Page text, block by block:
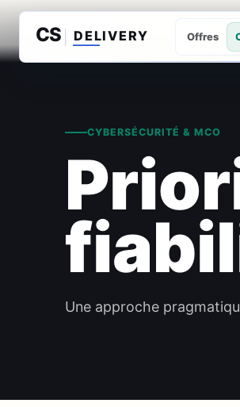
Offres
CYBERSÉCURITÉ & MCO
Une approche